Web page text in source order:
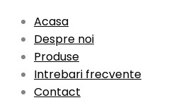
Acasa
Despre noi
Produse
Intrebari frecvente
Contact